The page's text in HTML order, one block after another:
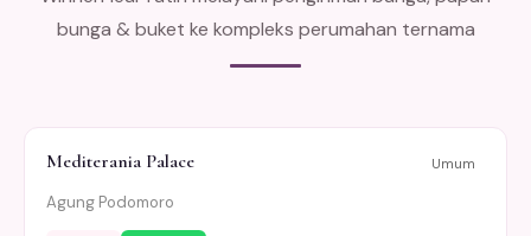
bunga & buket ke kompleks perumahan ternama
Mediterania Palace Umum
Agung Podomoro